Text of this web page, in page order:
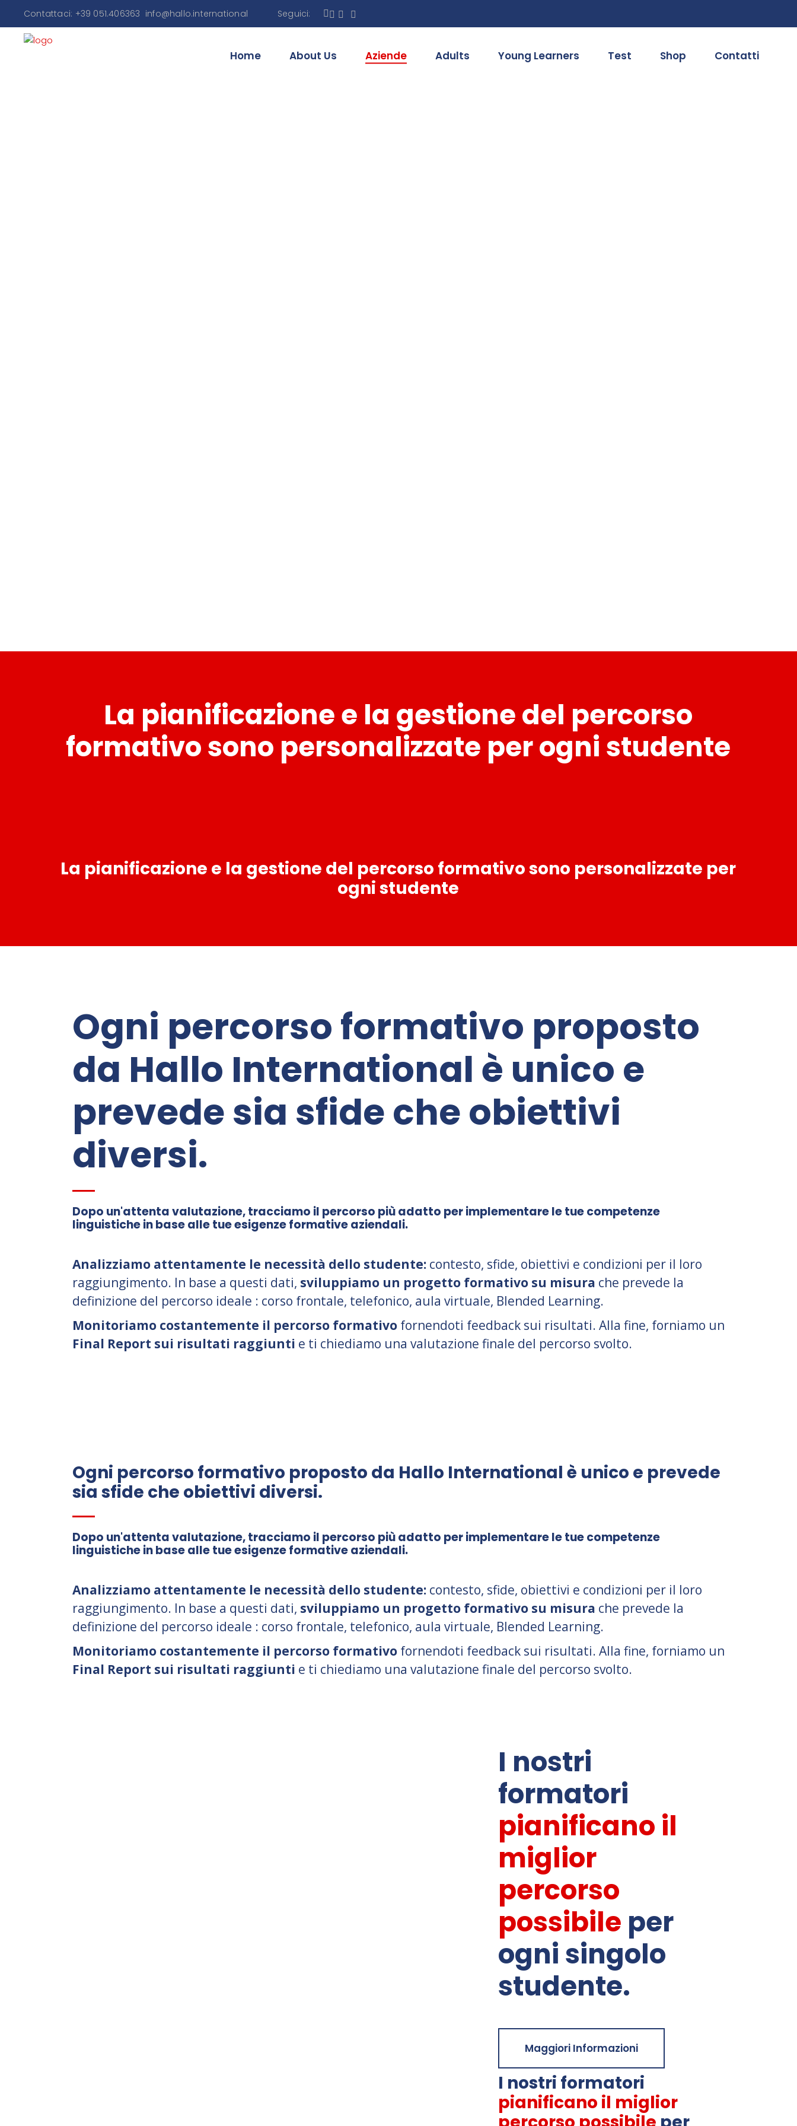
Contattaci: +39 051.406363 info@hallo.international Seguici:
Home About Us Aziende Adults Young Learners Test Shop Contatti
La pianificazione e la gestione del percorso
formativo sono personalizzate per ogni studente
La pianificazione e la gestione del percorso formativo sono personalizzate per
ogni studente
Ogni percorso formativo proposto
da Hallo International è unico e
prevede sia sfide che obiettivi
diversi.
Dopo un'attenta valutazione, tracciamo il percorso più adatto per implementare le tue competenze
linguistiche in base alle tue esigenze formative aziendali.
Analizziamo attentamente le necessità dello studente: contesto, sfide, obiettivi e condizioni per il loro
raggiungimento. In base a questi dati, sviluppiamo un progetto formativo su misura che prevede la
definizione del percorso ideale : corso frontale, telefonico, aula virtuale, Blended Learning.
Monitoriamo costantemente il percorso formativo fornendoti feedback sui risultati. Alla fine, forniamo un
Final Report sui risultati raggiunti e ti chiediamo una valutazione finale del percorso svolto.
Ogni percorso formativo proposto da Hallo International è unico e prevede
sia sfide che obiettivi diversi.
Dopo un'attenta valutazione, tracciamo il percorso più adatto per implementare le tue competenze
linguistiche in base alle tue esigenze formative aziendali.
Analizziamo attentamente le necessità dello studente: contesto, sfide, obiettivi e condizioni per il loro
raggiungimento. In base a questi dati, sviluppiamo un progetto formativo su misura che prevede la
definizione del percorso ideale : corso frontale, telefonico, aula virtuale, Blended Learning.
Monitoriamo costantemente il percorso formativo fornendoti feedback sui risultati. Alla fine, forniamo un
Final Report sui risultati raggiunti e ti chiediamo una valutazione finale del percorso svolto.
I nostri
formatori
pianificano il
miglior
percorso
possibile per
ogni singolo
studente.
Maggiori Informazioni
I nostri formatori
pianificano il miglior